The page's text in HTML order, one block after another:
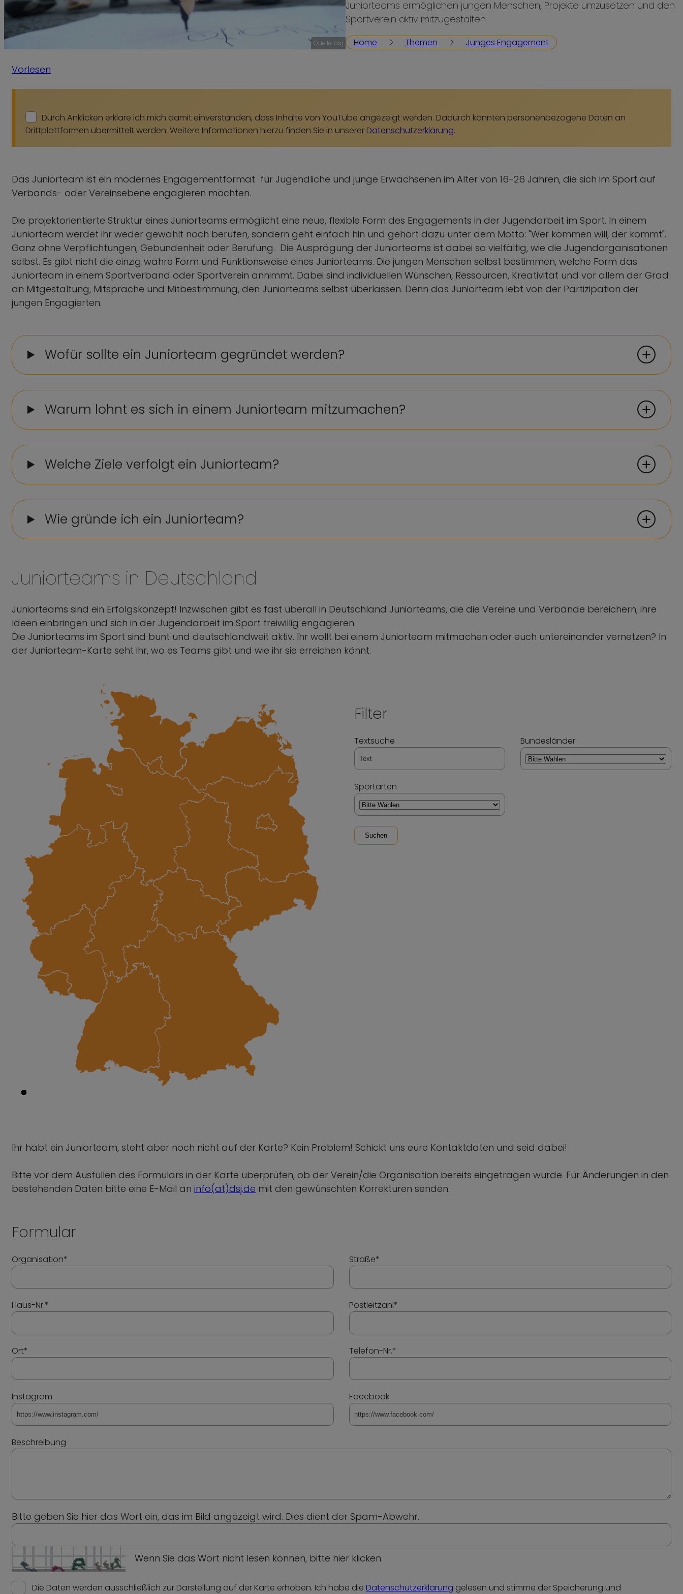
Kinderrechte
Teilhabe und Vielfalt
Quelle: dsj
Juniorteams ermöglichen jungen Menschen, Projekte umzusetzen und den
Sportverein aktiv mitzugestalten
Home Themen Junges Engagement
Vorlesen
Durch Anklicken erkläre ich mich damit einverstanden, dass Inhalte von YouTube angezeigt werden. Dadurch könnten personenbezogene Daten an
Drittplattformen übermittelt werden. Weitere Informationen hierzu finden Sie in unserer Datenschutzerklärung.
Das Juniorteam ist ein modernes Engagementformat für Jugendliche und junge Erwachsenen im Alter von 16-26 Jahren, die sich im Sport auf
Verbands- oder Vereinsebene engagieren möchten.
Die projektorientierte Struktur eines Juniorteams ermöglicht eine neue, flexible Form des Engagements in der Jugendarbeit im Sport. In einem
Juniorteam werdet ihr weder gewählt noch berufen, sondern geht einfach hin und gehört dazu unter dem Motto: "Wer kommen will, der kommt".
Ganz ohne Verpflichtungen, Gebundenheit oder Berufung. Die Ausprägung der Juniorteams ist dabei so vielfältig, wie die Jugendorganisationen
selbst. Es gibt nicht die einzig wahre Form und Funktionsweise eines Juniorteams. Die jungen Menschen selbst bestimmen, welche Form das
Juniorteam in einem Sportverband oder Sportverein annimmt. Dabei sind individuellen Wünschen, Ressourcen, Kreativität und vor allem der Grad
an Mitgestaltung, Mitsprache und Mitbestimmung, den Juniorteams selbst überlassen. Denn das Juniorteam lebt von der Partizipation der
jungen Engagierten.
Wofür sollte ein Juniorteam gegründet werden?
Warum lohnt es sich in einem Juniorteam mitzumachen?
Welche Ziele verfolgt ein Juniorteam?
Wie gründe ich ein Juniorteam?
Juniorteams in Deutschland
Juniorteams sind ein Erfolgskonzept! Inzwischen gibt es fast überall in Deutschland Juniorteams, die die Vereine und Verbände bereichern, ihre
Ideen einbringen und sich in der Jugendarbeit im Sport freiwillig engagieren.
​​​​​​​Die Juniorteams im Sport sind bunt und deutschlandweit aktiv. Ihr wollt bei einem Juniorteam mitmachen oder euch untereinander vernetzen? In
der Juniorteam-Karte seht ihr, wo es Teams gibt und wie ihr sie erreichen könnt.
Filter
Textsuche Bundesländer
Sportarten
Ihr habt ein Juniorteam, steht aber noch nicht auf der Karte? Kein Problem! Schickt uns eure Kontaktdaten und seid dabei!
Bitte vor dem Ausfüllen des Formulars in der Karte überprüfen, ob der Verein/die Organisation bereits eingetragen wurde. Für Änderungen in den
bestehenden Daten bitte eine E-Mail an info(at)dsj.de mit den gewünschten Korrekturen senden.
Formular
Organisation* Straße*
Haus-Nr.* Postleitzahl*
Ort* Telefon-Nr.*
Instagram Facebook
Beschreibung
Bitte geben Sie hier das Wort ein, das im Bild angezeigt wird. Dies dient der Spam-Abwehr.
Wenn Sie das Wort nicht lesen können, bitte hier klicken.
Die Daten werden ausschließlich zur Darstellung auf der Karte erhoben. Ich habe die Datenschutzerklärung gelesen und stimme der Speicherung und